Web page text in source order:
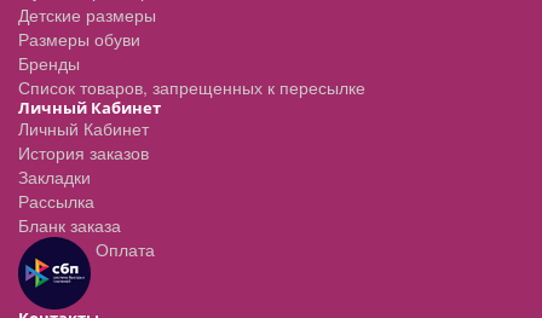
Детские размеры
Размеры обуви
Бренды
Список товаров, запрещенных к пересылке
Личный Кабинет
Личный Кабинет
История заказов
Закладки
Рассылка
Бланк заказа
Оплата